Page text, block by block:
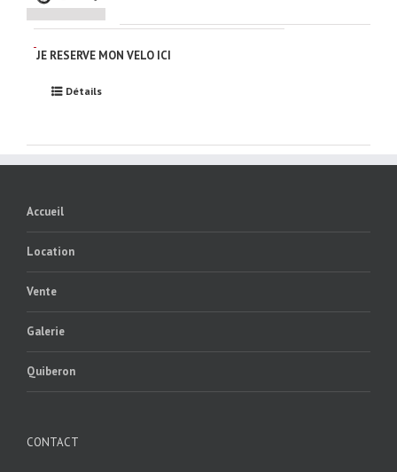
JE RESERVE MON VELO ICI
Détails
Accueil
Location
Vente
Galerie
Quiberon
CONTACT